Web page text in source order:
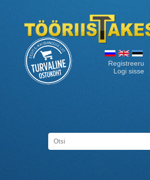
Registreeru
Logi sisse